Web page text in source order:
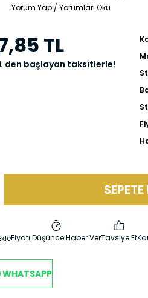
Yorum Yap / Yorumları Oku
TL
den başlayan taksitlerle!
SEPETE
Fiyatı Düşünce Haber VerTavsiye Et
WHATSAPP